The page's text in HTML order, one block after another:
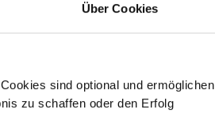
Über Cookies
sind optional und ermöglichen
zu schaffen oder den Erfolg